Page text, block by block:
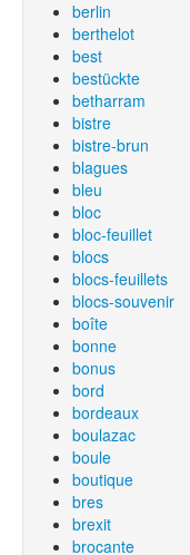
berlin
berthelot
best
bestückte
betharram
bistre
bistre-brun
blagues
bleu
bloc
bloc-feuillet
blocs
blocs-feuillets
blocs-souvenir
boîte
bonne
bonus
bord
bordeaux
boulazac
boule
boutique
bres
brexit
brocante